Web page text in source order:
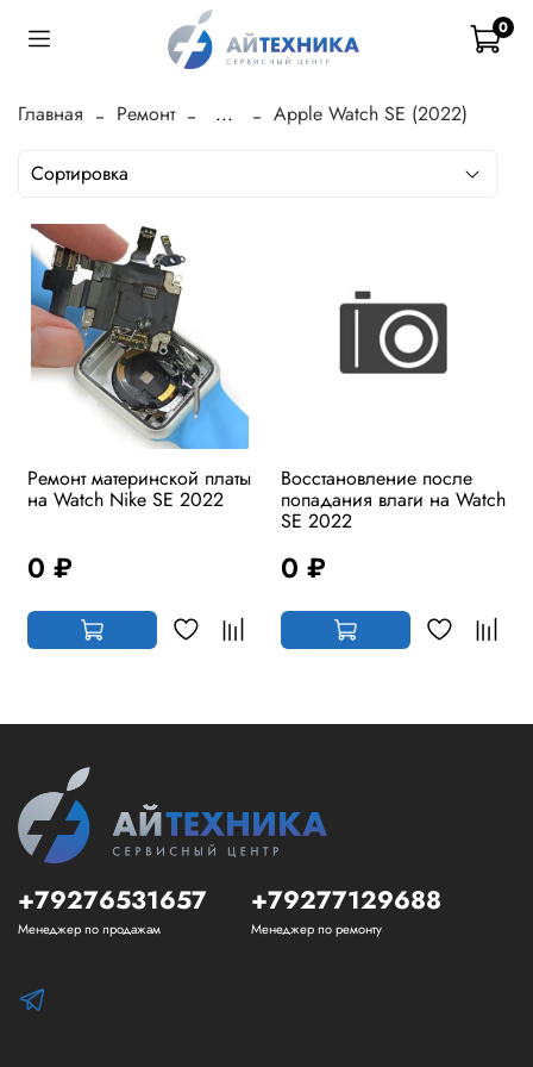
0
Главная Ремонт ... Apple Watch SE (2022)
Ремонт материнской платы
на Watch Nike SE 2022
0 ₽
Восстановление после
попадания влаги на Watch
SE 2022
0 ₽
+79276531657
Менеджер по продажам
+79277129688
Менеджер по ремонту